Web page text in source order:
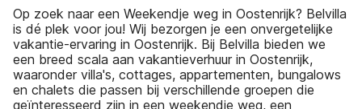
Op zoek naar een Weekendje weg in Oostenrijk? Belvilla
is dé plek voor jou! Wij bezorgen je een onvergetelijke
vakantie-ervaring in Oostenrijk. Bij Belvilla bieden we
een breed scala aan vakantieverhuur in Oostenrijk,
waaronder villa's, cottages, appartementen, bungalows
en chalets die passen bij verschillende groepen die
geïnteresseerd zijn in een weekendje weg, een